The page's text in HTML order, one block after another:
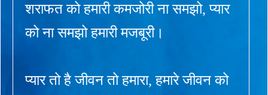
शराफत को हमारी कमजोरी ना समझो, प्यार
को ना समझो हमारी मजबूरी।
प्यार तो है जीवन तो हमारा, हमारे जीवन को